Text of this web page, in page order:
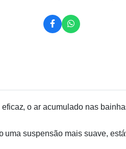
o ar acumulado nas
suspensão mais suave,